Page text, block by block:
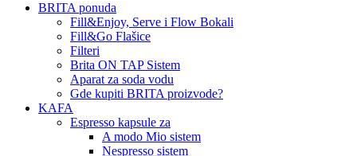
BRITA ponuda
Fill&Enjoy, Serve i Flow Bokali
Fill&Go Flašice
Filteri
Brita ON TAP Sistem
Aparat za soda vodu
Gde kupiti BRITA proizvode?
KAFA
Espresso kapsule za
A modo Mio sistem
Nespresso sistem